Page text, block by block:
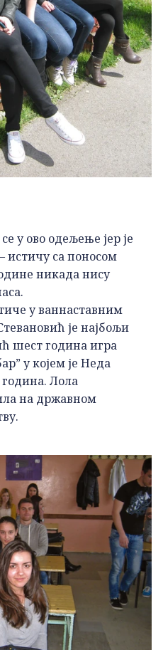
у ово одељење јер је
истичу са поносом
никада нису
у ваннаставним
је најбољи
шест година игра
у којем је Неда
Лола
на државном